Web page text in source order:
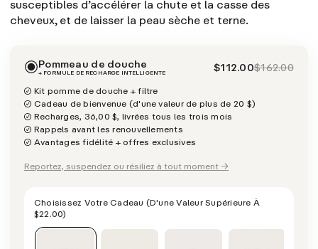
susceptibles d’accélérer la chute et la casse des
cheveux, et de laisser la peau sèche et terne.
Pommeau de douche
+ FORMULE DE RECHARGE INTELLIGENTE $112.00$162.00
Kit pomme de douche + filtre
Cadeau de bienvenue (d'une valeur de plus de 20 $)
Recharges, 36,00 $, livrées tous les trois mois
Rappels avant les renouvellements
Avantages fidélité + offres exclusives
Reportez, suspendez ou résiliez à tout moment →
Choisissez Votre Cadeau (d'une Valeur Supérieure À
$22.00)